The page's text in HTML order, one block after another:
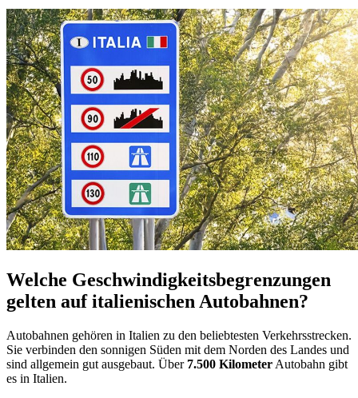
Welche Geschwindigkeitsbegrenzungen
gelten auf italienischen Autobahnen?
Autobahnen gehören in Italien zu den beliebtesten Verkehrsstrecken.
Sie verbinden den sonnigen Süden mit dem Norden des Landes und
sind allgemein gut ausgebaut. Über 7.500 Kilometer Autobahn gibt
es in Italien.